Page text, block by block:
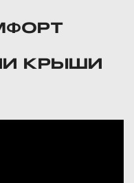
КРЫШИ